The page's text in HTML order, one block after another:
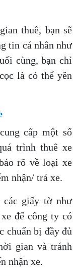
thuê, bạn sẽ
tin cá nhân như
cùng, bạn chỉ
là có thể yên
cấp một số
trình thuê xe
rõ về loại xe
nhận/ trả xe.
các giấy tờ như
để công ty có
chuẩn bị đầy đủ
gian và tránh
nhận xe.